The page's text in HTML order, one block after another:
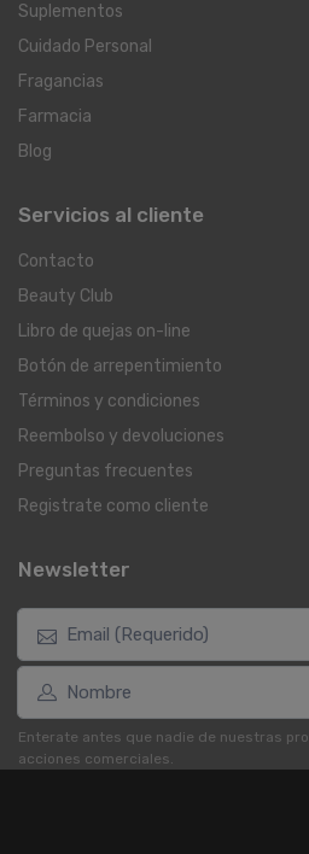
Suplementos
Cuidado Personal
Fragancias
Farmacia
Blog
Servicios al cliente
Contacto
Beauty Club
Libro de quejas on-line
Botón de arrepentimiento
Términos y condiciones
Reembolso y devoluciones
Preguntas frecuentes
Registrate como cliente
Newsletter
Enterate antes que nadie de nuestras
acciones comerciales.